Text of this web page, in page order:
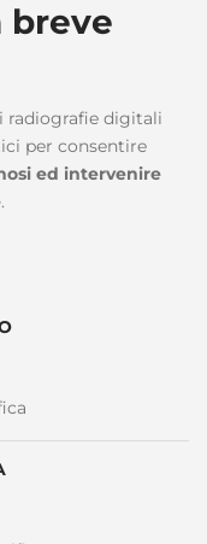
breve
radiografie digitali
per consentire
ed intervenire
.